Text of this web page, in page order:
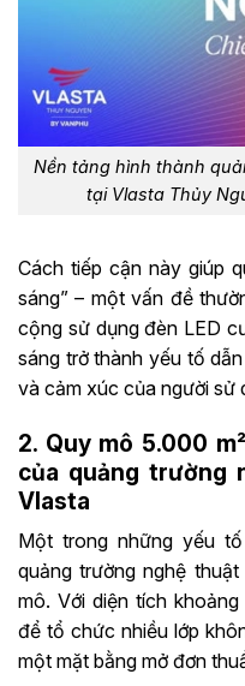
Nền tảng hình thành
tại Vlasta Thủy
Cách tiếp cận này giúp
sáng” – một vấn đề
cộng sử dụng đèn LED
sáng trở thành yếu tố
và cảm xúc của người sử
2. Quy mô 5.000
của quảng trường
Vlasta
Một trong những yếu
quảng trường nghệ
mô. Với diện tích
để tổ chức nhiều lớp
một mặt bằng mở đơn